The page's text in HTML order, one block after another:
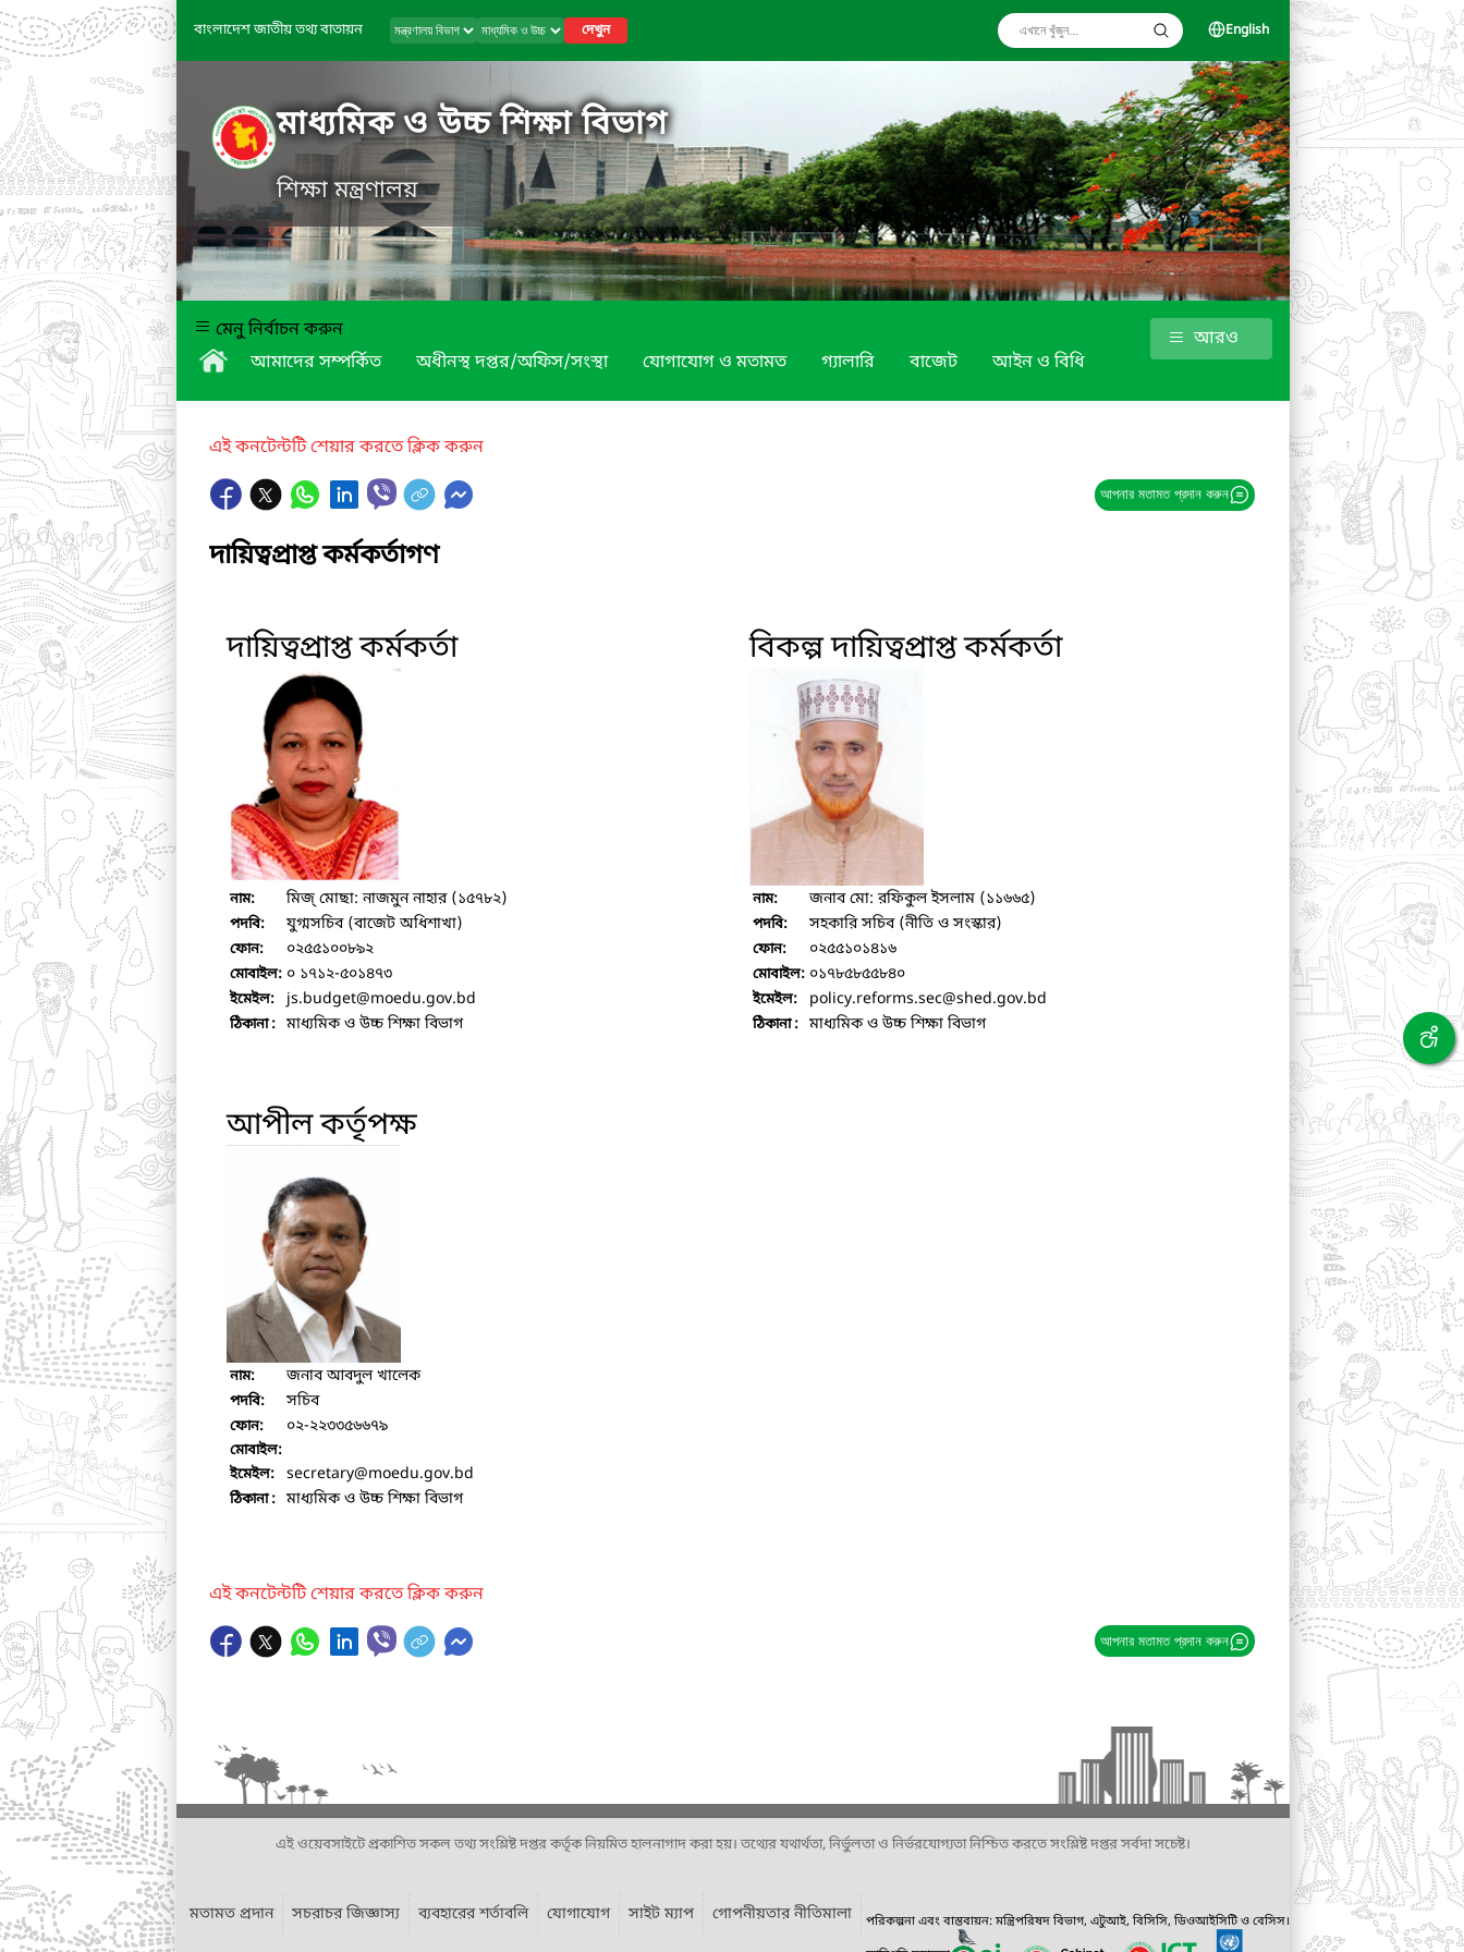
বাংলাদেশ জাতীয় তথ্য বাতায়ন দেখুন English
মাধ্যমিক ও উচ্চ শিক্ষা বিভাগ
শিক্ষা মন্ত্রণালয়
মেনু নির্বাচন করুন
আমাদের সম্পর্কিত
অধীনস্থ দপ্তর/অফিস/সংস্থা যোগাযোগ ও মতামত গ্যালারি বাজেট আইন ও বিধি
আরও
এই কনটেন্টটি শেয়ার করতে ক্লিক করুন
আপনার মতামত প্রদান করুন
দায়িত্বপ্রাপ্ত কর্মকর্তাগণ
দায়িত্বপ্রাপ্ত কর্মকর্তা
নাম: মিজ্‌ মোছা: নাজমুন নাহার (১৫৭৮২)
পদবি: যুগ্মসচিব (বাজেট অধিশাখা)
ফোন: ০২৫৫১০০৮৯২
মোবাইল: ০ ১৭১২-৫০১৪৭৩
ইমেইল: js.budget@moedu.gov.bd
ঠিকানা : মাধ্যমিক ও উচ্চ শিক্ষা বিভাগ
বিকল্প দায়িত্বপ্রাপ্ত কর্মকর্তা
নাম: জনাব মো: রফিকুল ইসলাম (১১৬৬৫)
পদবি: সহকারি সচিব (নীতি ও সংস্কার)
ফোন: ০২৫৫১০১৪১৬
মোবাইল: ০১৭৮৫৮৫৫৮৪০
ইমেইল: policy.reforms.sec@shed.gov.bd
ঠিকানা : মাধ্যমিক ও উচ্চ শিক্ষা বিভাগ
আপীল কর্তৃপক্ষ
নাম: জনাব আবদুল খালেক
পদবি: সচিব
ফোন: ০২-২২৩৩৫৬৬৭৯
মোবাইল:
ইমেইল:
secretary@moedu.gov.bd
ঠিকানা : মাধ্যমিক ও উচ্চ শিক্ষা বিভাগ
এই কনটেন্টটি শেয়ার করতে ক্লিক করুন
আপনার মতামত প্রদান করুন
এই ওয়েবসাইটে প্রকাশিত সকল তথ্য সংশ্লিষ্ট দপ্তর কর্তৃক নিয়মিত হালনাগাদ করা হয়। তথ্যের যথার্থতা, নির্ভুলতা ও নির্ভরযোগ্যতা নিশ্চিত করতে সংশ্লিষ্ট দপ্তর সর্বদা সচেষ্ট।
মতামত প্রদান সচরাচর জিজ্ঞাস্য ব্যবহারের শর্তাবলি যোগাযোগ সাইট ম্যাপ গোপনীয়তার নীতিমালা পরিকল্পনা এবং বাস্তবায়ন: মন্ত্রিপরিষদ বিভাগ, এটুআই, বিসিসি, ডিওআইসিটি ও বেসিস।